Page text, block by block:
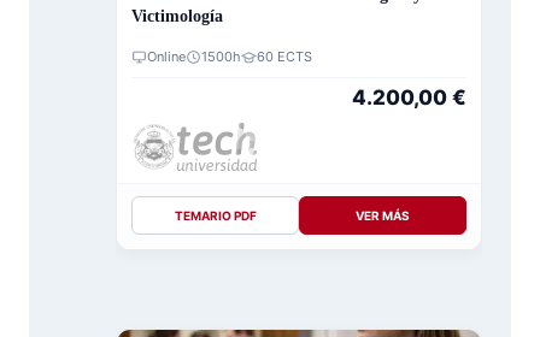
Victimología
Online 1500h 60 ECTS
4.200,00 €
TEMARIO PDF VER MÁS